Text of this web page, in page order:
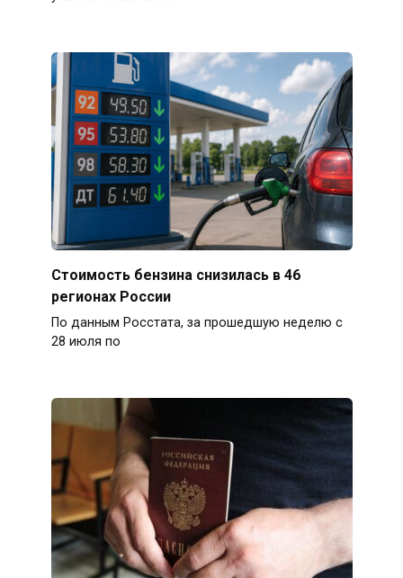
Стоимость бензина снизилась в 46
регионах России
По данным Росстата, за прошедшую неделю с
28 июля по